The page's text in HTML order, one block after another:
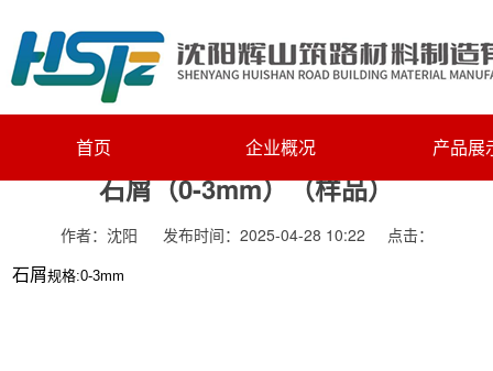
首页 企业概况 产品展
主页>产品展示>石屑 >
石屑
石屑（0-3mm）（样品）
作者：沈阳 发布时间：2025-04-28 10:22 点击：
石屑规格:0-3mm